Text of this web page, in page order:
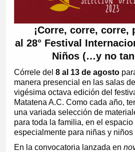
¡Corre, corre, corre,
al 28° Festival
Niños (…y no
Córrele del 8 al 13 de agosto
manera presencial en las salas
vigésima octava edición del
Matatena A.C. Como cada año,
una variada selección de
para toda la familia, en el
especialmente para niñas y niños
En la convocatoria lanzada en